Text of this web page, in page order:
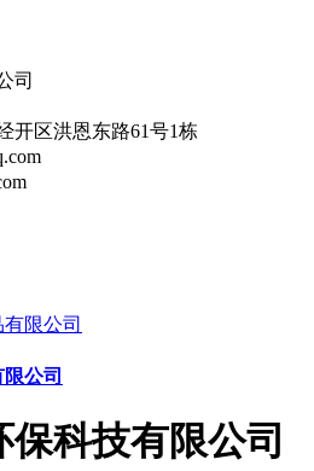
司
开区洪恩东路61号1栋
公司
保科技有限公司